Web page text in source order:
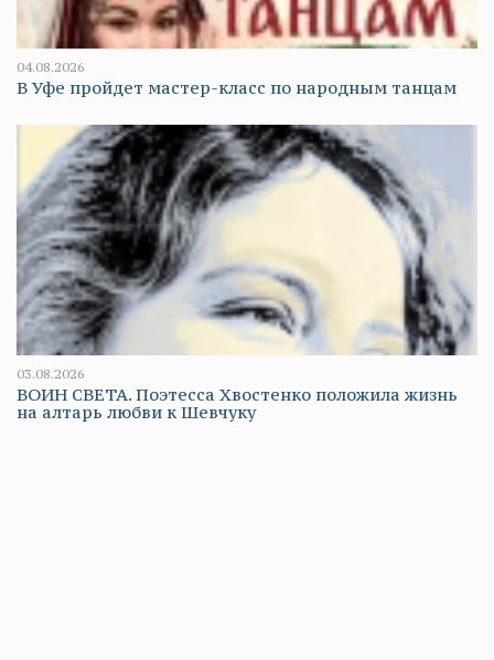
04.08.2026
В Уфе пройдет мастер-класс по народным танцам
03.08.2026
ВОИН СВЕТА. Поэтесса Хвостенко положила жизнь
на алтарь любви к Шевчуку